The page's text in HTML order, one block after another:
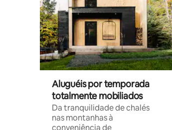
Aluguéis por temporada
totalmente mobiliados
Da tranquilidade de chalés
nas montanhas à
conveniência de